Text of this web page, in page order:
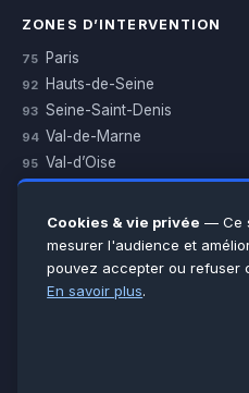
ZONES D’INTERVENTION
75 Paris
92 Hauts-de-Seine
93 Seine-Saint-Denis
94 Val-de-Marne
95 Val-d’Oise
Essonne
Seine-et-Marne
Voir toutes les villes →
Cookies & vie privée — Ce
mesurer l'audience et
pouvez accepter ou refuser
En savoir plus.